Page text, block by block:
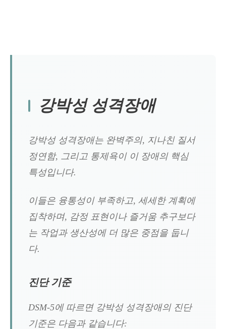
강박성 성격장애
강박성 성격장애는 완벽주의, 지나친 질서
정연함, 그리고 통제욕이 이 장애의 핵심
특성입니다.
이들은 융통성이 부족하고, 세세한 계획에
집착하며, 감정 표현이나 즐거움 추구보다
는 작업과 생산성에 더 많은 중점을 둡니
다.
진단 기준
DSM-5에 따르면 강박성 성격장애의 진단
기준은 다음과 같습니다: